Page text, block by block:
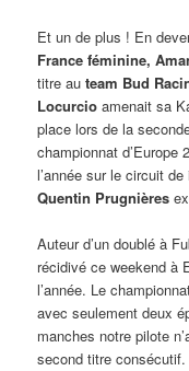
Et un de plus ! En
France féminine,
titre auteam Bud
Locurcio amenait sa
place lors de la
championnat
l’année sur le circuit
Quentin Prugnières
Auteur d’un doublé à
récidivé ce weekend à
l’année. Le
avec seulement deux
manches notre pilote
second titre consécutif.